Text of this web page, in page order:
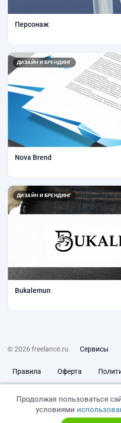
Персонаж
ДИЗАЙН И БРЕНДИНГ
Nova Brend
ДИЗАЙН И БРЕНДИНГ
Bukalemun
© 2026 freelance.ru Сервисы
Правила Оферта
Продолжая пользоваться
условиями